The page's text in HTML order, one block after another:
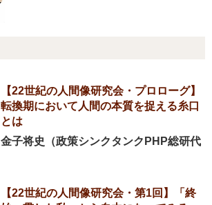
【22世紀の人間像研究会・プロローグ】
転換期において人間の本質を捉える糸口
とは
金子将史（政策シンクタンクPHP総研代
【22世紀の人間像研究会・第1回】「終